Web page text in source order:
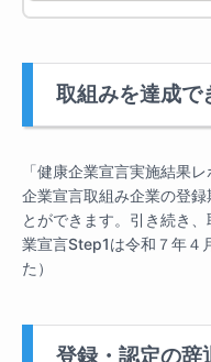
取組みを達成で
「健康企業宣言実施結果
企業宣言取組み企業の登
とができます。引き続き
業宣言Step1は令和７年４
た）
登録・認定の辞